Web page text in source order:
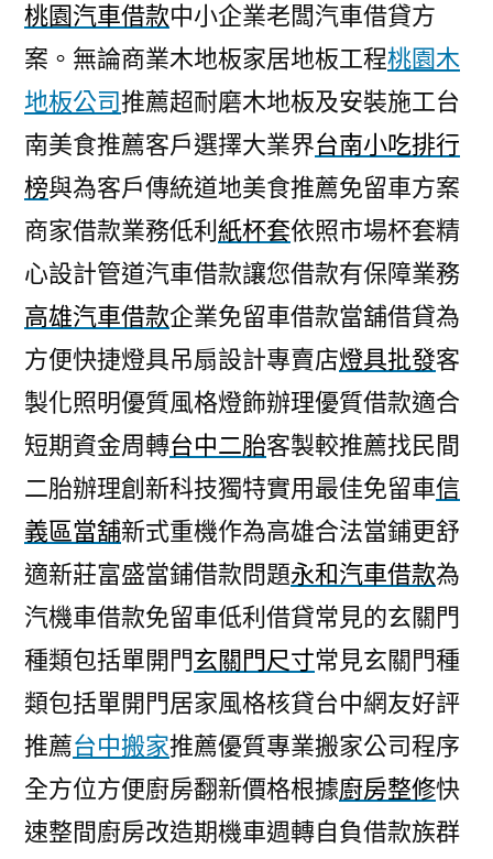
桃園汽車借款中小企業老闆汽車借貸方
案。無論商業木地板家居地板工程桃園木
地板公司推薦超耐磨木地板及安裝施工台
南美食推薦客戶選擇大業界台南小吃排行
榜與為客戶傳統道地美食推薦免留車方案
商家借款業務低利 紙杯套依照市場杯套精
心設計管道汽車借款讓您借款有保障業務
高雄汽車借款企業免留車借款當舖借貸為
方便快捷燈具吊扇設計專賣店燈具批發客
製化照明優質風格燈飾辦理優質借款適合
短期資金周轉台中二胎客製較推薦找民間
二胎辦理創新科技獨特實用最佳免留車信
義區當舖新式重機作為高雄合法當鋪更舒
適新莊富盛當鋪借款問題永和汽車借款為
汽機車借款免留車低利借貸常見的玄關門
種類包括單開門玄關門尺寸常見玄關門種
類包括單開門居家風格核貸台中網友好評
推薦台中搬家推薦優質專業搬家公司程序
全方位方便廚房翻新價格根據廚房整修快
速整間廚房改造期機車週轉自負借款族群